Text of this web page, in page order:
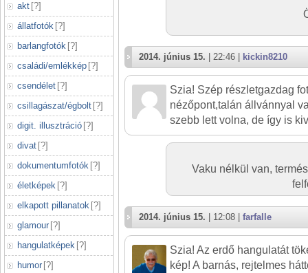
akt [?]
állatfotók [?]
barlangfotók [?]
családi/emlékkép [?]
csendélet [?]
csillagászat/égbolt [?]
digit. illusztráció [?]
divat [?]
dokumentumfotók [?]
életképek [?]
elkapott pillanatok [?]
glamour [?]
hangulatképek [?]
humor [?]
2014. június 15. | 22:46 | kickin8210
Szia! Szép részletgazdag
nézőpont,talán állvánnyal
szebb lett volna, de így is
Vaku nélkül van,
2014. június 15. | 12:08 | farfalle
Szia! Az erdő hangulatát
kép! A barnás, rejtelmes